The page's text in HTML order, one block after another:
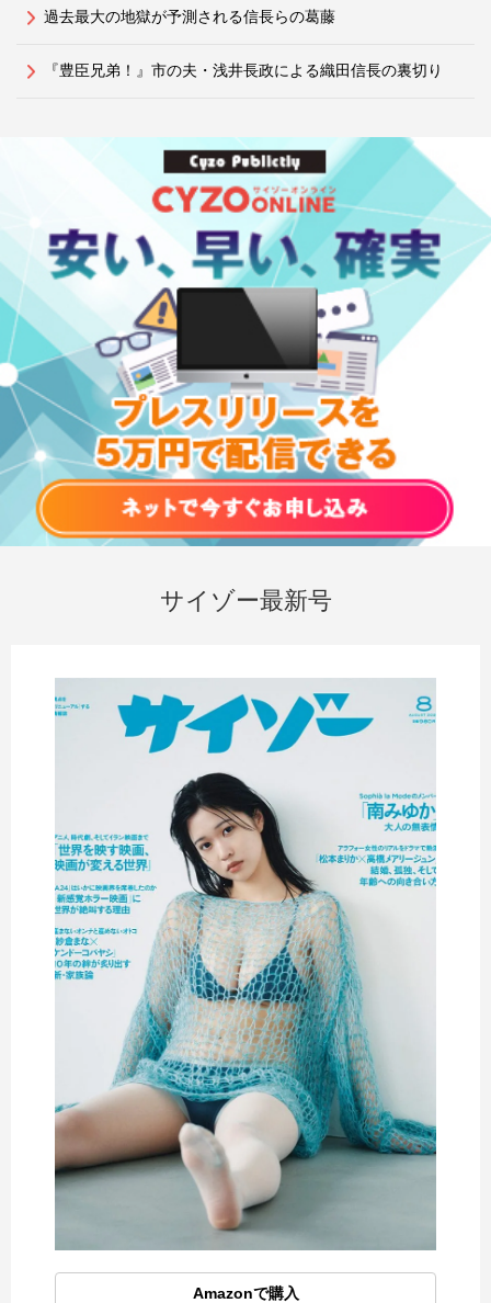
過去最大の地獄が予測される信長らの葛藤
『豊臣兄弟！』市の夫・浅井長政による織田信長の裏切り
サイゾー最新号
Amazonで購入